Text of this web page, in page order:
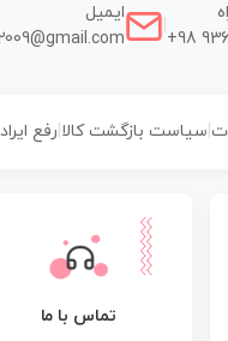
+98
ایمیل
سیاست بازگشت کالا رفع
تماس با ما